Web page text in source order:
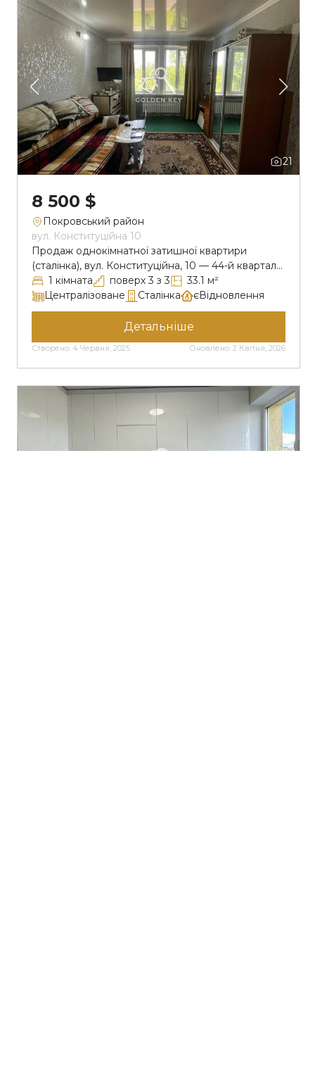
+38(096) 441 2002
вул. Юрія Камінського, 7
21
8 500 $
Покровський район
вул. Конституційна 10
Продаж однокімнатної затишної квартири
(сталінка), вул. Конституційна, 10 — 44-й квартал
Пропонується до продажу простора
однокімнатна квартира в цегляному будинку
(сталінка), розташована в одному з найтихіших
районів міста. Зручна транспортна розв’язка
дозволяє швидко дістатися в будь-який район.
Тихий доглянутий двір з привітними сусідами.
Інфраструктура в пішій доступності: поруч АТБ,
Варус, аптеки, магазини, ринок, кафе, школи, […]
1 кімната поверх 3 з 3
33.1 м²
Централізоване
Сталінка єВідновлення
Створено: 4 Червня, 2025 Оновлено: 2 Квітня, 2026
Детальніше